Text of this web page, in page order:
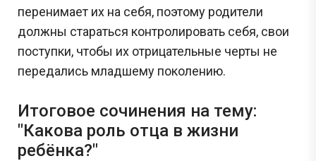
перенимает их на себя, поэтому родители
должны стараться контролировать себя, свои
поступки, чтобы их отрицательные черты не
передались младшему поколению.
Итоговое сочинения на тему:
"Какова роль отца в жизни
ребёнка?"